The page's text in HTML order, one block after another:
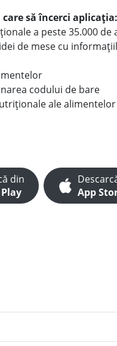
să încerci aplicația:
a peste 35.000 de
de mese cu
codului de bare
ale alimentelor
din
App